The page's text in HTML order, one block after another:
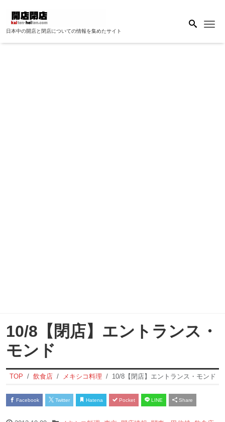
日本中の開店と閉店についての情報を集めたサイト
10/8【閉店】エントランス・
モンド
TOP 飲食店 メキシコ料理 10/8【閉店】エントランス・モンド
Facebook Twitter Hatena Pocket LINE Share